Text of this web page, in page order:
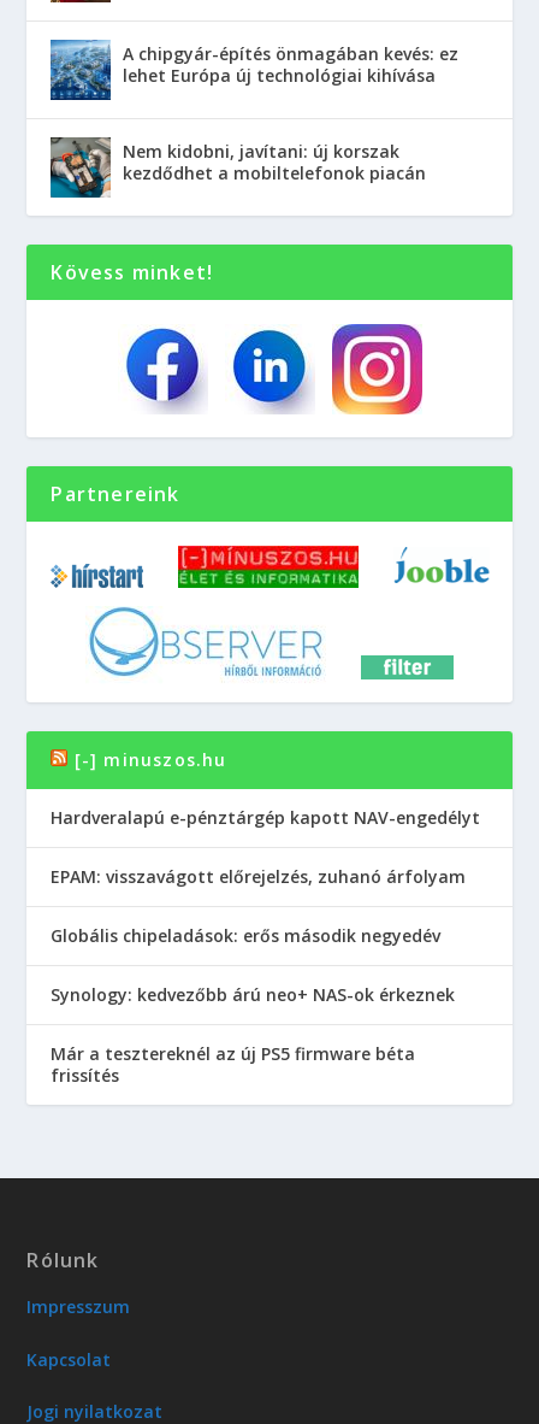
A chipgyár-építés önmagában kevés: ez
lehet Európa új technológiai kihívása
Nem kidobni, javítani: új korszak
kezdődhet a mobiltelefonok piacán
Kövess minket!
Partnereink
[-] minuszos.hu
Hardveralapú e-pénztárgép kapott NAV-engedélyt
EPAM: visszavágott előrejelzés, zuhanó árfolyam
Globális chipeladások: erős második negyedév
Synology: kedvezőbb árú neo+ NAS-ok érkeznek
Már a tesztereknél az új PS5 firmware béta
frissítés
Rólunk
Impresszum
Kapcsolat
Jogi nyilatkozat